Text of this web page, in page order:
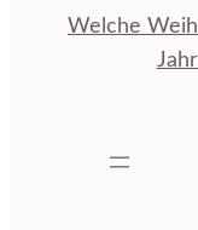
Welche